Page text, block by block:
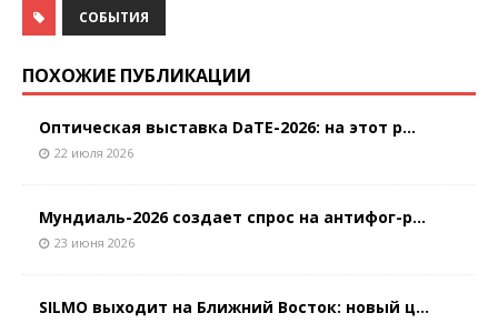
СОБЫТИЯ
ПОХОЖИЕ ПУБЛИКАЦИИ
Оптическая выставка DaTE-2026: на этот р...
22 июля 2026
Мундиаль-2026 создает спрос на антифог-р...
23 июня 2026
SILMO выходит на Ближний Восток: новый ц...